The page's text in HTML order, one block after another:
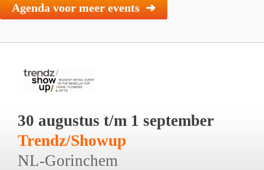
Agenda voor meer events ➔
30 augustus t/m 1 september
Trendz/Showup
NL-Gorinchem